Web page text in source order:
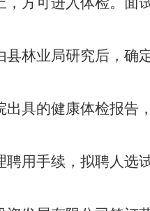
林业局研究后，确
具的健康体检报告
用手续，拟聘人选